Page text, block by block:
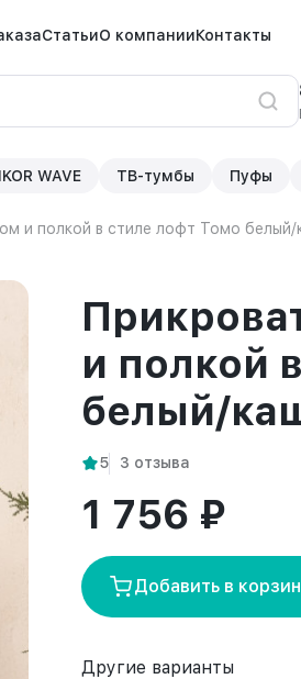
СтатьиО компанииКонтакты
WAVE ТВ-тумбы Пуфы
и полкой в стиле лофт Томо
и полкой
белый/
5 3 отзыва
1 756 ₽
Добавить в
Другие варианты